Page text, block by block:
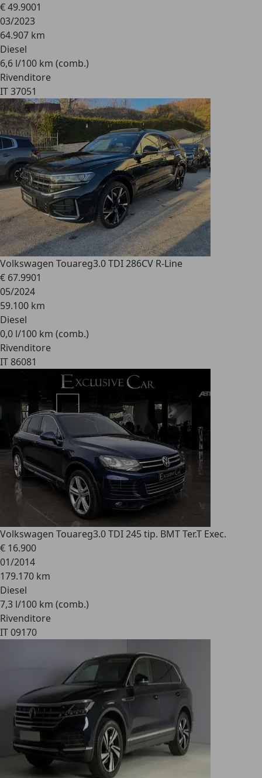
€ 49.9001
03/2023
64.907 km
Diesel
6,6 l/100 km (comb.)
Rivenditore
IT 37051
Volkswagen Touareg3.0 TDI 286CV R-Line
€ 67.9901
05/2024
59.100 km
Diesel
0,0 l/100 km (comb.)
Rivenditore
IT 86081
Volkswagen Touareg3.0 TDI 245 tip. BMT Ter.T Exec.
€ 16.900
01/2014
179.170 km
Diesel
7,3 l/100 km (comb.)
Rivenditore
IT 09170